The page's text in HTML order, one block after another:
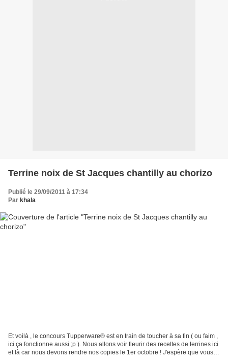
Terrine noix de St Jacques chantilly au chorizo
Publié le 29/09/2011 à 17:34
Par khala
Et voilà , le concours Tupperware® est en train de toucher à sa fin ( ou faim ,
ici ça fonctionne aussi ;p ). Nous allons voir fleurir des recettes de terrines ici
et là car nous devons rendre nos copies le 1er octobre ! J'espère que vous